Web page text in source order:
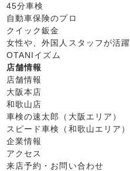
45分車検
自動車保険のプロ
クイック鈑金
女性や、外国人スタッフが活躍
OTANIイズム
店舗情報
店舗情報
大阪本店
和歌山店
車検の速太郎（大阪エリア）
スピード車検（和歌山エリア）
企業情報
アクセス
来店予約・お問い合わせ